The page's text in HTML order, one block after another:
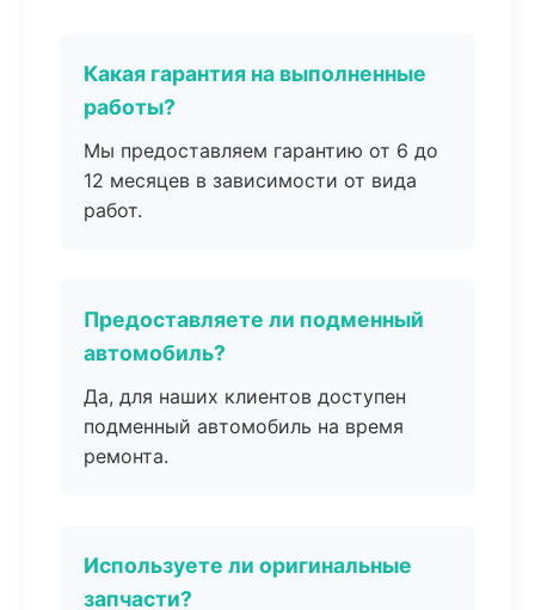
Какая гарантия на выполненные
работы?
Мы предоставляем гарантию от 6 до
12 месяцев в зависимости от вида
работ.
Предоставляете ли подменный
автомобиль?
Да, для наших клиентов доступен
подменный автомобиль на время
ремонта.
Используете ли оригинальные
запчасти?